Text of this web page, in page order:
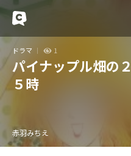
ドラマ 1
パイナップル畑の２
５時
赤羽みちえ